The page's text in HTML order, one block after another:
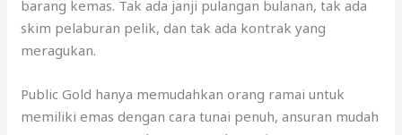
barang kemas. Tak ada janji pulangan bulanan, tak ada
skim pelaburan pelik, dan tak ada kontrak yang
meragukan.
Public Gold hanya memudahkan orang ramai untuk
memiliki emas dengan cara tunai penuh, ansuran mudah